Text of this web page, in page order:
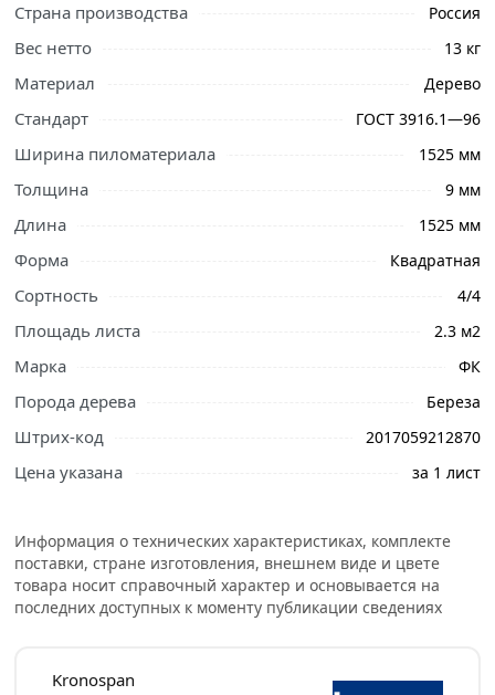
Ознакомьтесь с подробными характеристиками,
описанием и отзывами о товаре, чтобы сделать
профессиональные менеджеры обработают заказ и
свяжутся с Вами для согласования условий доставки
или самовывоза.
Это качественный материал, полностью
строительных конструкциях, например, под финишным
напольным покрытием.
Особенностью является отсутствие обработки
Страна производства Россия
Вес нетто 13 кг
Материал Дерево
Стандарт ГОСТ 3916.1—96
Ширина пиломатериала 1525 мм
Толщина 9 мм
Длина 1525 мм
Форма Квадратная
Сортность 4/4
Площадь листа 2.3 м2
Марка ФК
Порода дерева Береза
Штрих-код 2017059212870
Цена указана за 1 лист
Информация о технических характеристиках, комплекте
поставки, стране изготовления, внешнем виде и цвете
товара носит справочный характер и основывается на
последних доступных к моменту публикации сведениях
Kronospan